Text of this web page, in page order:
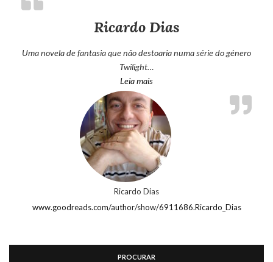
Ricardo Dias
Uma novela de fantasia que não destoaria numa série do género
Twilight…
Leia mais“Ricardo Dias”
Ricardo Dias
www.goodreads.com/author/show/6911686.Ricardo_Dias
PROCURAR